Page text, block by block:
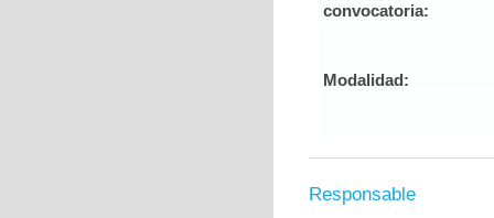
convocatoria:
Modalidad:
Responsable